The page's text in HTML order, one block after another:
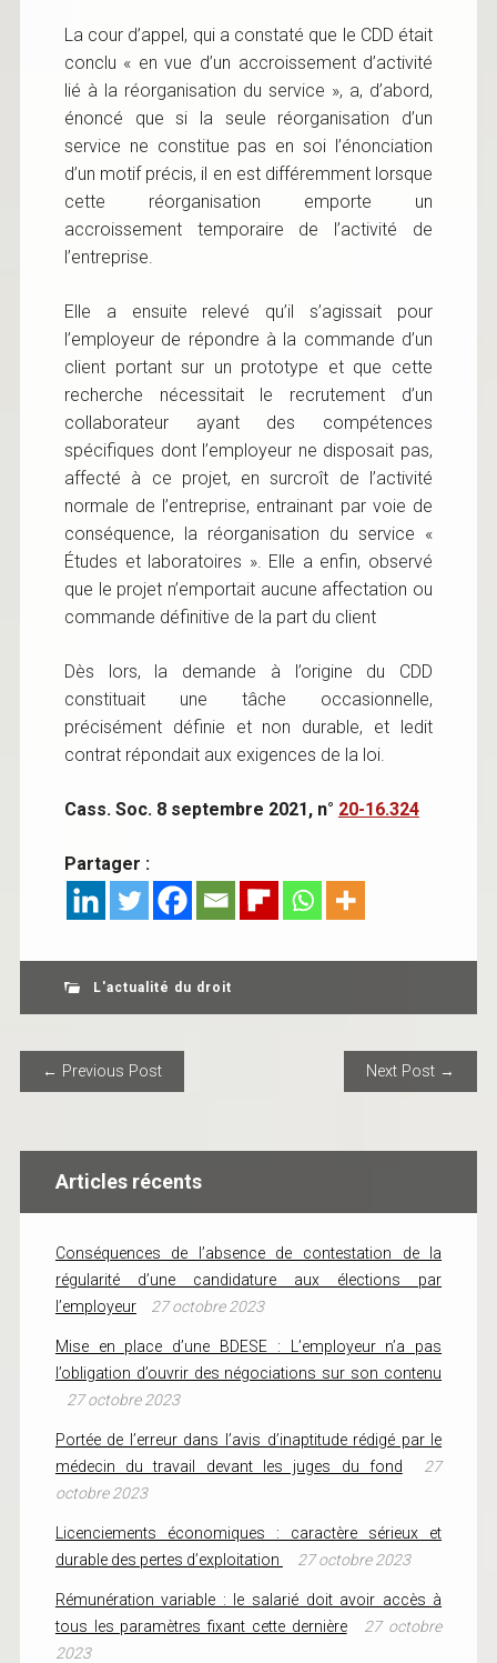
La cour d’appel, qui a constaté que le CDD était
conclu « en vue d’un accroissement d’activité
lié à la réorganisation du service », a, d’abord,
énoncé que si la seule réorganisation d’un
service ne constitue pas en soi l’énonciation
d’un motif précis, il en est différemment lorsque
cette réorganisation emporte un
accroissement temporaire de l’activité de
l’entreprise.
Elle a ensuite relevé qu’il s’agissait pour
l’employeur de répondre à la commande d’un
client portant sur un prototype et que cette
recherche nécessitait le recrutement d’un
collaborateur ayant des compétences
spécifiques dont l’employeur ne disposait pas,
affecté à ce projet, en surcroît de l’activité
normale de l’entreprise, entrainant par voie de
conséquence, la réorganisation du service «
Études et laboratoires ». Elle a enfin, observé
que le projet n’emportait aucune affectation ou
commande définitive de la part du client
Dès lors, la demande à l’origine du CDD
constituait une tâche occasionnelle,
précisément définie et non durable, et ledit
contrat répondait aux exigences de la loi.
Cass. Soc. 8 septembre 2021, n° 20-16.324
Partager :
L'actualité du droit
POST NAVIGATION
← Previous Post Next Post →
Articles récents
Conséquences de l’absence de contestation de la
régularité d’une candidature aux élections par
l’employeur
27 octobre 2023
Mise en place d’une BDESE : L’employeur n’a pas
l’obligation d’ouvrir des négociations sur son contenu
27 octobre 2023
Portée de l’erreur dans l’avis d’inaptitude rédigé par le
médecin du travail devant les juges du fond
27
octobre 2023
Licenciements économiques : caractère sérieux et
durable des pertes d’exploitation
27 octobre 2023
Rémunération variable : le salarié doit avoir accès à
tous les paramètres fixant cette dernière
27 octobre
2023